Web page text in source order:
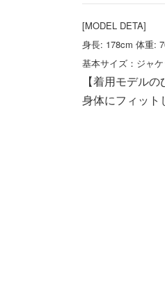
[MODEL DETA]
身長: 178cm 体重:
基本サイズ：ジャ
【着用モデル
身体にフィット